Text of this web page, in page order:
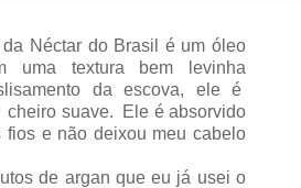
Néctar do Brasil é um óleo
uma textura bem levinha
da escova, ele é
cheiro suave. Ele é absorvido
fios e não deixou meu cabelo
de argan que eu já usei o